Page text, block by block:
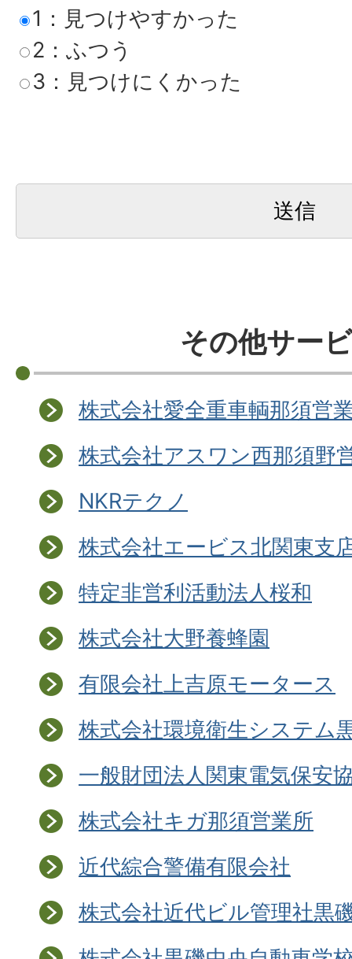
1：見つけやすかった
2：ふつう
3：見つけにくかった
その他サー
株式会社愛全重車輌那須営
株式会社アスワン西那須野
NKRテクノ
株式会社エービス北関東支
特定非営利活動法人桜和
株式会社大野養蜂園
有限会社上吉原モータース
株式会社環境衛生システム
一般財団法人関東電気保安
株式会社キガ那須営業所
近代綜合警備有限会社
株式会社近代ビル管理社黒